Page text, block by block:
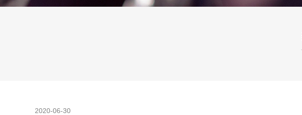
2020-06-30